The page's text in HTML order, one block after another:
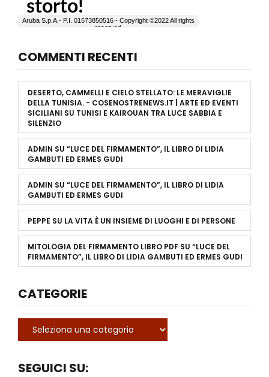
COMMENTI RECENTI
DESERTO, CAMMELLI E CIELO STELLATO: LE MERAVIGLIE
DELLA TUNISIA. - COSENOSTRENEWS.IT | ARTE ED EVENTI
SICILIANI SU TUNISI E KAIROUAN TRA LUCE SABBIA E
SILENZIO
ADMIN SU “LUCE DEL FIRMAMENTO”, IL LIBRO DI LIDIA
GAMBUTI ED ERMES GUDI
ADMIN SU “LUCE DEL FIRMAMENTO”, IL LIBRO DI LIDIA
GAMBUTI ED ERMES GUDI
PEPPE SU LA VITA È UN INSIEME DI LUOGHI E DI PERSONE
MITOLOGIA DEL FIRMAMENTO LIBRO PDF SU “LUCE DEL
FIRMAMENTO”, IL LIBRO DI LIDIA GAMBUTI ED ERMES GUDI
CATEGORIE
SEGUICI SU: